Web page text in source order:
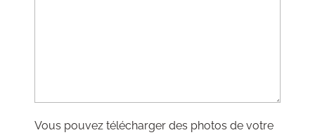
Vous pouvez télécharger des photos de votre